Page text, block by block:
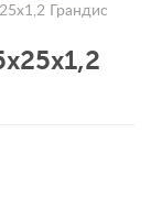
Грандис